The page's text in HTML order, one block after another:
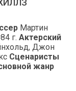
Мартин
г. Актерский
Джон
Сценаристы
жанр